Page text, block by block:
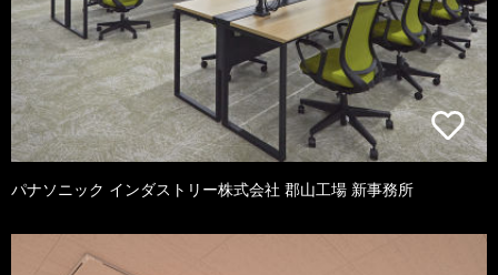
パナソニック インダストリー株式会社 郡山工場 新事務所